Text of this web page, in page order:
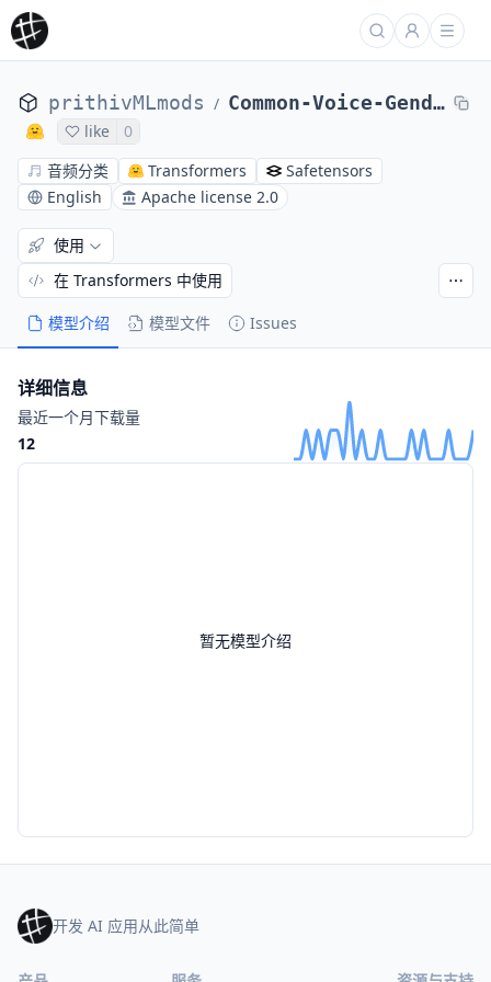
prithivMLmods / Common-Voice-Gender-Detection
like
0
音频分类
Transformers
Safetensors
English
Apache license 2.0
模型介绍 模型文件 Issues
使用
在 Transformers 中使用
暂无模型介绍
详细信息
最近一个月下载量
12
开发 AI 应用从此简单